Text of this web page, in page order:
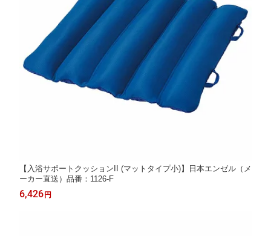
【入浴サポートクッションII (マットタイプ小)】日本エンゼル（メ
ーカー直送）品番：1126-F
6,426 円